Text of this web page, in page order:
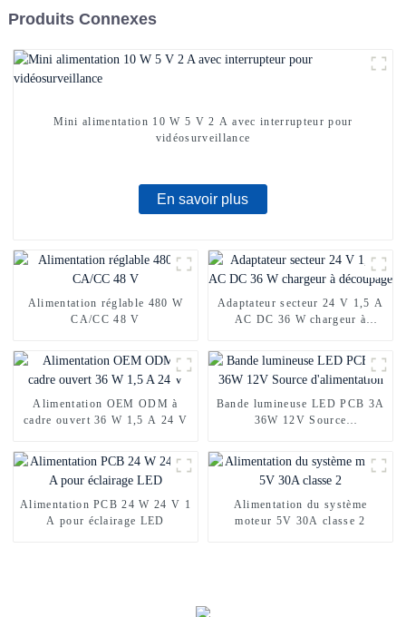
Produits Connexes
Mini alimentation 10 W 5 V 2 A avec interrupteur pour
vidéosurveillance
En savoir plus
Alimentation réglable 480 W
CA/CC 48 V
Adaptateur secteur 24 V 1,5 A
AC DC 36 W chargeur à
Alimentation OEM ODM à
cadre ouvert 36 W 1,5 A 24 V
Bande lumineuse LED PCB 3A
36W 12V Source
Alimentation PCB 24 W 24 V 1
A pour éclairage LED
Alimentation du système
moteur 5V 30A classe 2